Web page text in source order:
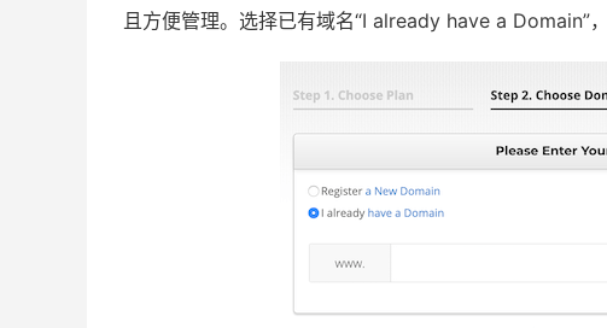
且方便管理。选择已有域名“I already have a Domain”